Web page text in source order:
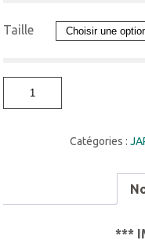
Taille
Plantes
Catégories :
***